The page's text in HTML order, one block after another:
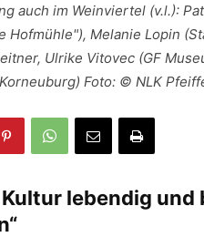
auch im Weinviertel (v.l.):
Hofmühle"), Melanie Lopin
Ulrike Vitovec (GF
Foto: © NLK
Kultur lebendig